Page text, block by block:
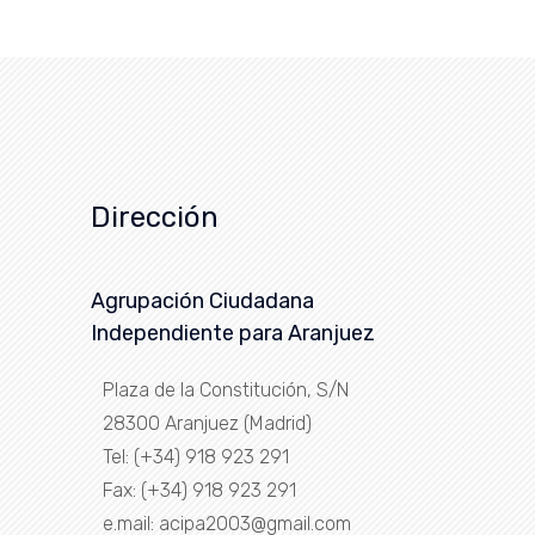
Dirección
Agrupación Ciudadana
Independiente para Aranjuez
Plaza de la Constitución, S/N
28300 Aranjuez (Madrid)
Tel: (+34) 918 923 291
Fax: (+34) 918 923 291
e.mail: acipa2003@gmail.com